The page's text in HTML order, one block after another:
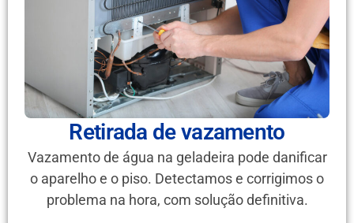
Retirada de vazamento
Vazamento de água na geladeira pode danificar
o aparelho e o piso. Detectamos e corrigimos o
problema na hora, com solução definitiva.